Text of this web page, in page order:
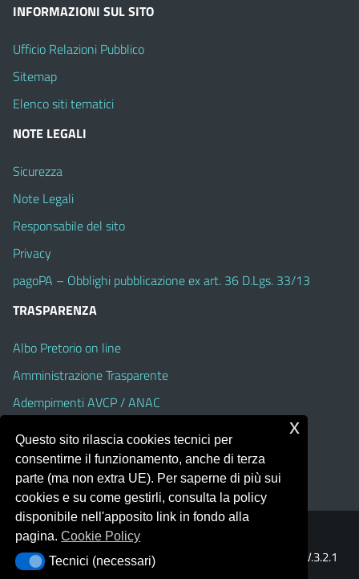
INFORMAZIONI SUL SITO
Ufficio Relazioni Pubblico
Sitemap
Elenco siti tematici
NOTE LEGALI
Sicurezza
Note Legali
Responsabile del sito
Privacy
pagoPA – Obblighi pubblicazione ex art. 36 D.Lgs. 33/13
TRASPARENZA
Albo Pretorio on line
Amministrazione Trasparente
Adempimenti AVCP / ANAC
Dichiarazione di accessibilità
Portale realizzato con la piattaforma
Template Italia configurato sul tema accessibile
V.3.2.1
(Alioth)
Questo sito rilascia cookies tecnici per
consentirne il funzionamento, anche di terza
parte (ma non extra UE). Per saperne di più sui
cookies e su come gestirli, consulta la policy
disponibile nell'apposito link in fondo alla
pagina.Cookie Policy
Tecnici (necessari)
Tecnici (necessari)
x